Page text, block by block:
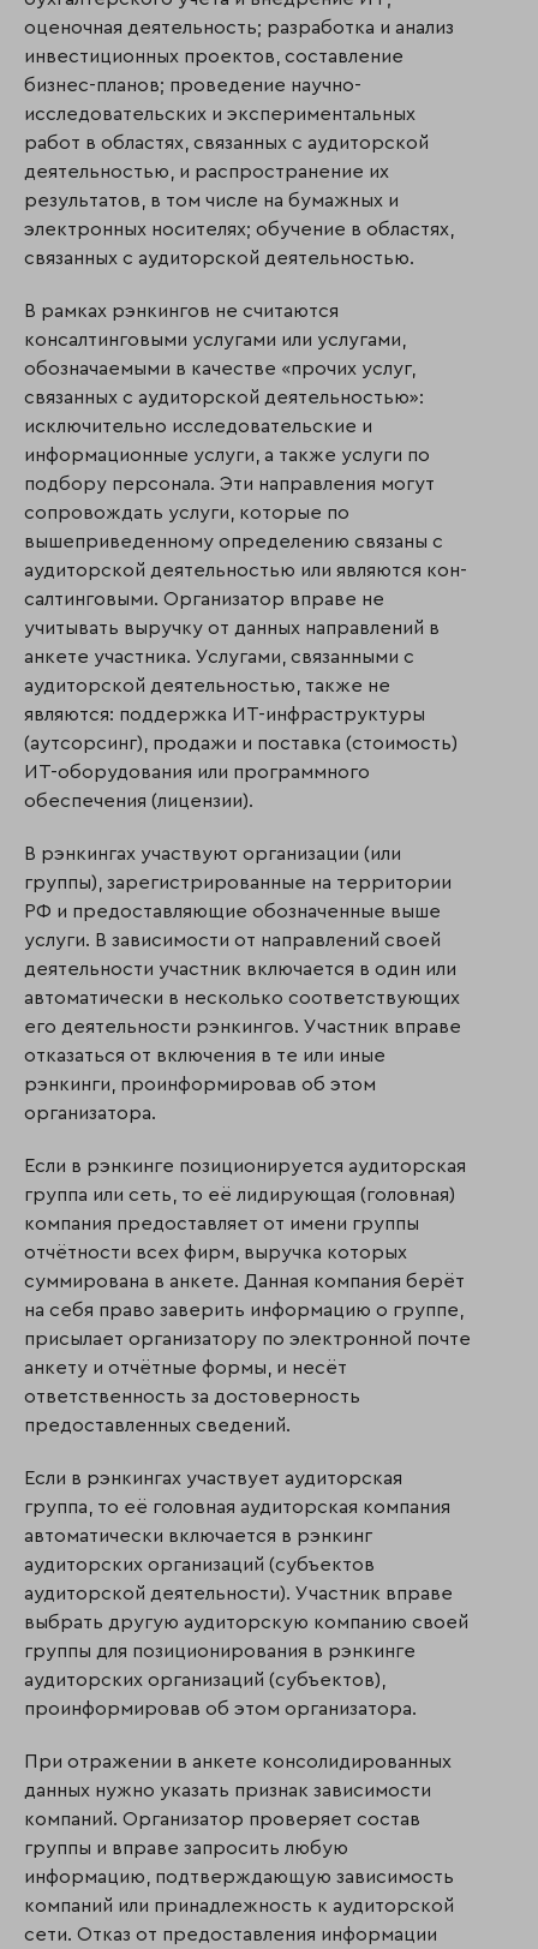
оценочная деятельность; разработка и анализ
инвестиционных проектов, составление
бизнес-планов; проведение научно-
исследовательских и экспе­ри­­мен­­таль­ных
работ в областях, связанных с аудиторской
деятельностью, и распрос­транение их
результатов, в том числе на бумажных и
электронных носителях; обучение в областях,
связанных с аудиторской деятельностью.
В рамках рэнкингов не считаются
консалтинговыми услугами или услугами,
обозначаемыми в качестве «прочих услуг,
связанных с аудиторской деятельностью»:
исключительно исследовательские и
информационные услуги, а также услуги по
подбору персонала. Эти направления могут
сопровождать услуги, которые по
вышеприведенному определению связаны с
аудиторской деятельностью или являются кон­
салтинговыми. Организатор вправе не
учитывать выручку от данных направлений в
анкете участника. Услугами, связанными с
аудиторской деятельностью, также не
являются: поддержка ИТ-инфраструктуры
(аутсорсинг), продажи и поставка (стоимость)
ИТ-оборудования или программного
обеспечения (лицензии).
В рэнкингах участвуют организации (или
группы), зарегистрированные на территории
РФ и предоставляющие обозначенные выше
услуги. В зависимости от направлений своей
деятельности участник включается в один или
автоматически в несколько соответствующих
его деятельности рэнкингов. Участник вправе
отказаться от включения в те или иные
рэнкинги, проинформировав об этом
организатора.
Если в рэнкинге позиционируется аудиторская
группа или сеть, то её лидирующая (голов­ная)
компания предоставляет от имени группы
отчётности всех фирм, выручка которых
суммирована в анкете. Данная компания берёт
на себя право заверить информацию о группе,
присылает организатору по электронной почте
анкету и отчётные формы, и несёт
ответственность за достоверность
предоставленных сведений.
Если в рэнкингах участвует аудиторская
группа, то её головная аудиторская компания
автоматически включается в рэнкинг
аудиторских организаций (субъек­тов
аудиторской деятельности). Участник вправе
выбрать другую аудиторскую компанию своей
группы для позиционирования в рэнкинге
аудиторских орга­низаций (субъектов),
проинформировав об этом организатора.
При отражении в анкете консолидированных
данных нужно указать признак зависимости
компаний. Организатор проверяет состав
группы и вправе запросить любую
информацию, подтверждающую зависимость
компаний или принадлежность к ауди­тор­ской
сети. Отказ от предоставления информации